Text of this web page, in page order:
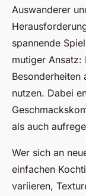
Auswanderer
spannende
mutiger Ansatz:
Besonderheiten
nutzen. Dabei
als auch
Wer sich an
einfachen
variieren,